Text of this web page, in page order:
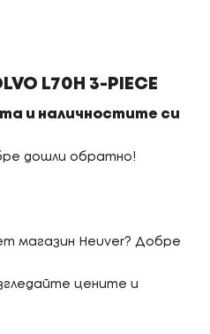
L70H 3-PIECE
и наличностите си
дошли обратно!
магазин Heuver? Добре
цените и